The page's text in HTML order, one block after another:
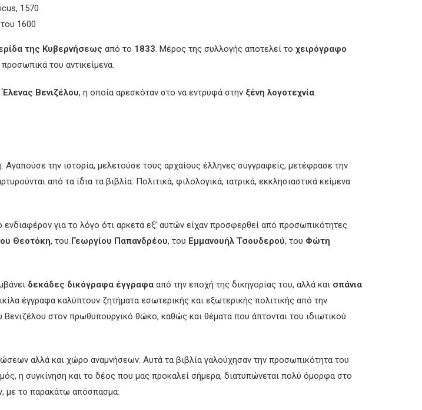
1570
1600
της Κυβερνήσεως από το 1833. Μέρος της συλλογής αποτελεί το χειρόγραφο
του αντικείμενα.
Έλενας Βενιζέλου, η οποία αρεσκόταν στο να εντρυφά στην ξένη λογοτεχνία.
την ιστορία, μελετούσε τους αρχαίους έλληνες συγγραφείς, μετέφρασε την
από τα ίδια τα βιβλία. Πολιτικά, φιλολογικά, ιατρικά, εκκλησιαστικά κείμενα
για το λόγο ότι αρκετά εξ’ αυτών είχαν προσφερθεί από προσωπικότητες
Θεοτόκη, του Γεωργίου Παπανδρέου, του Εμμανουήλ Τσουδερού, του Φώτη
δεκάδες δικόγραφα έγγραφα από την εποχή της δικηγορίας του, αλλά και σπάνια
έγγραφα καλύπτουν ζητήματα εσωτερικής και εξωτερικής πολιτικής από την
Βενιζέλου στον πρωθυπουργικό θώκο, καθώς και θέματα που άπτονται του ιδιωτικού
αλλά και χώρο αναμνήσεων. Αυτά τα βιβλία γαλούχησαν την προσωπικότητα του
η συγκίνηση και το δέος που μας προκαλεί σήμερα, διατυπώνεται πολύ όμορφα στο
με το παρακάτω απόσπασμα: